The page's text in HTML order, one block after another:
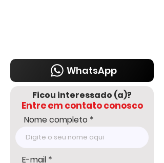
WhatsApp
Ficou interessado (a)?
Entre em contato conosco
Nome completo
E-mail